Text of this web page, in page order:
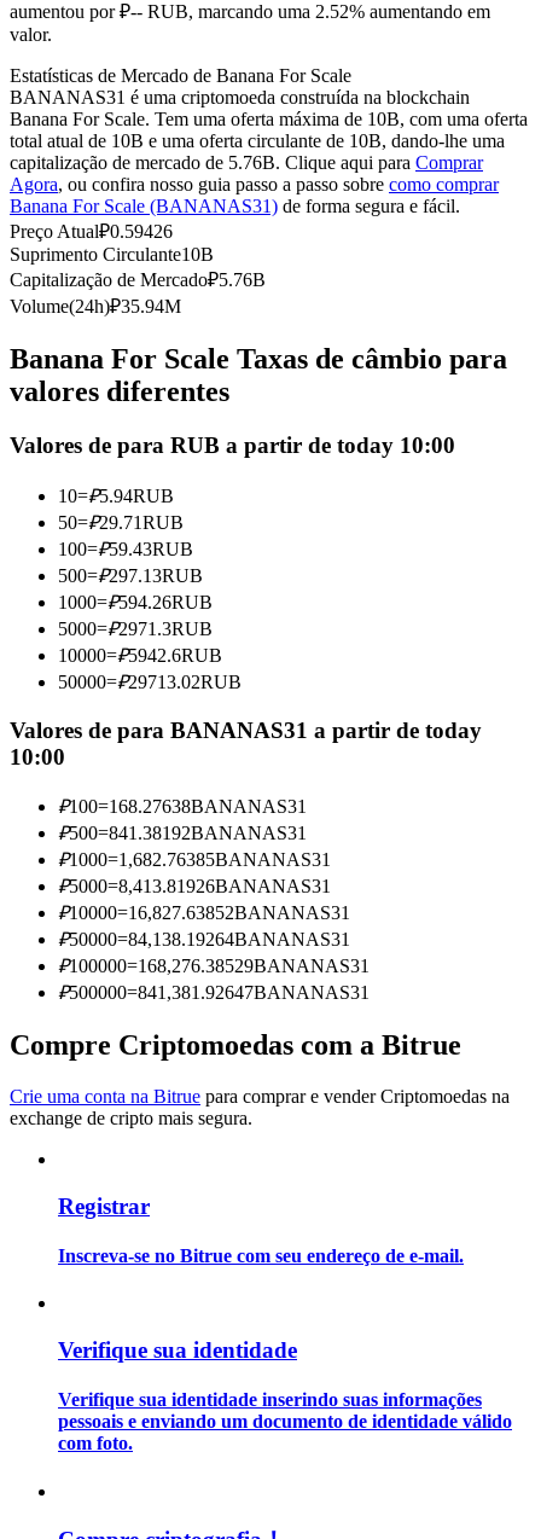
Copiar Trading
Junte-se aos principais traders
Desfrute da partilha de lucros e comissões de copy trading
Informação
Análise de big data, incluindo informações comerciais, etc.
Guia
Guia para iniciantes em futuros
Estratégias de negociação
aumentou por ₽-- RUB, marcando uma 2.52% aumentando em
valor.
Estatísticas de Mercado de Banana For Scale
BANANAS31 é uma criptomoeda construída na blockchain
Banana For Scale. Tem uma oferta máxima de 10B, com uma oferta
total atual de 10B e uma oferta circulante de 10B, dando-lhe uma
capitalização de mercado de 5.76B. Clique aqui para Comprar
Agora, ou confira nosso guia passo a passo sobre como comprar
Banana For Scale (BANANAS31) de forma segura e fácil.
Preço Atual₽0.59426
Suprimento Circulante10B
Capitalização de Mercado₽5.76B
Volume(24h)₽35.94M
Banana For Scale Taxas de câmbio para
valores diferentes
Valores de para RUB a partir de today 10:00
10=₽5.94RUB
50=₽29.71RUB
100=₽59.43RUB
500=₽297.13RUB
1000=₽594.26RUB
5000=₽2971.3RUB
10000=₽5942.6RUB
50000=₽29713.02RUB
Valores de para BANANAS31 a partir de today
10:00
₽100=168.27638BANANAS31
₽500=841.38192BANANAS31
₽1000=1,682.76385BANANAS31
₽5000=8,413.81926BANANAS31
₽10000=16,827.63852BANANAS31
₽50000=84,138.19264BANANAS31
₽100000=168,276.38529BANANAS31
₽500000=841,381.92647BANANAS31
Compre Criptomoedas com a Bitrue
Crie uma conta na Bitrue para comprar e vender Criptomoedas na
exchange de cripto mais segura.
Registrar
Inscreva-se no Bitrue com seu endereço de e-mail.
Verifique sua identidade
Verifique sua identidade inserindo suas informações
pessoais e enviando um documento de identidade válido
com foto.